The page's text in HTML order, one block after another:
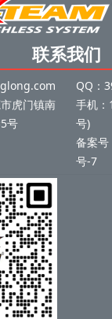
联系我们
虎门镇南
号
QQ：
手机
号)
备案号
号-7